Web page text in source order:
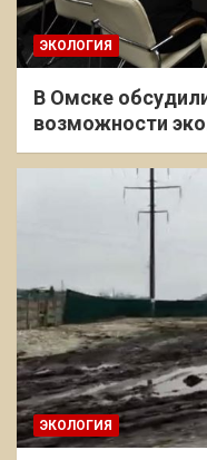
ЭКОЛОГИЯ
В Омске
возможности
ЭКОЛОГИЯ